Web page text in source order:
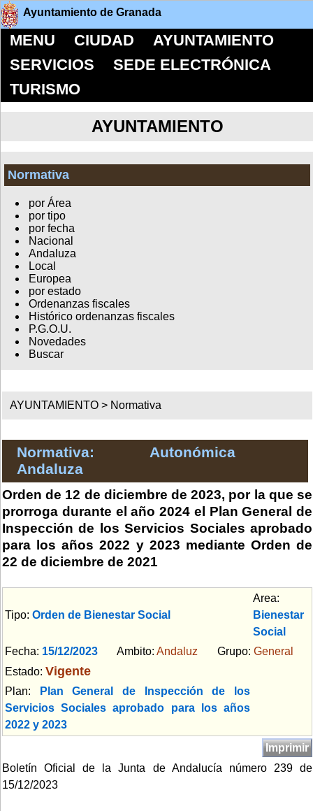
Ayuntamiento de Granada
MENU CIUDAD
AYUNTAMIENTO
SERVICIOS
SEDE ELECTRÓNICA
TURISMO
AYUNTAMIENTO
Normativa
por Área
por tipo
por fecha
Nacional
Andaluza
Local
Europea
por estado
Ordenanzas fiscales
Histórico ordenanzas fiscales
P.G.O.U.
Novedades
Buscar
AYUNTAMIENTO > Normativa
Normativa: Autonómica
Andaluza
Orden de 12 de diciembre de 2023, por la que se
prorroga durante el año 2024 el Plan General de
Inspección de los Servicios Sociales aprobado
para los años 2022 y 2023 mediante Orden de
22 de diciembre de 2021
Tipo: Orden de Bienestar Social
Area:
Bienestar
Social
Fecha: 15/12/2023 Ambito: Andaluz Grupo: General
Estado: Vigente
Plan:
Plan General de Inspección de los
Servicios Sociales aprobado para los años
2022 y 2023
Imprimir
Boletín Oficial de la Junta de Andalucía número 239 de
15/12/2023